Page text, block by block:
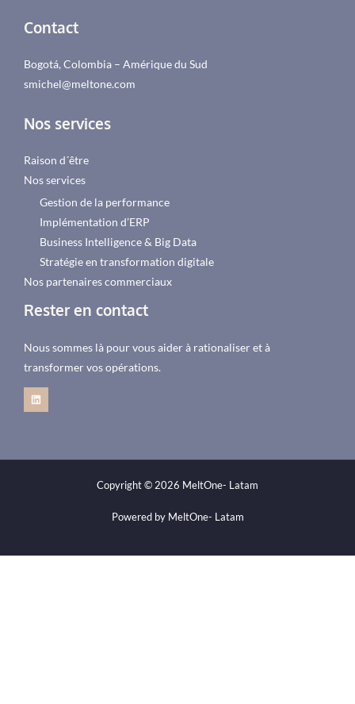
Contact
Bogotá, Colombia – Amérique du Sud
smichel@meltone.com
Nos services
Raison d´être
Nos services
Gestion de la performance
Implémentation d’ERP
Business Intelligence & Big Data
Stratégie en transformation digitale
Nos partenaires commerciaux
Rester en contact
Nous sommes là pour vous aider à rationaliser et à
transformer vos opérations.
Copyright © 2026 MeltOne- Latam
Powered by MeltOne- Latam